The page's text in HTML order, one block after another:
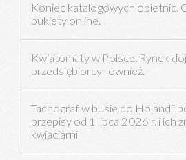
Koniec katalogowych obietnic.
bukiety online.
Kwiatomaty w Polsce. Rynek
przedsiębiorcy również.
Tachograf w busie do Holandii
przepisy od 1 lipca 2026 r. i ich
kwiaciarni